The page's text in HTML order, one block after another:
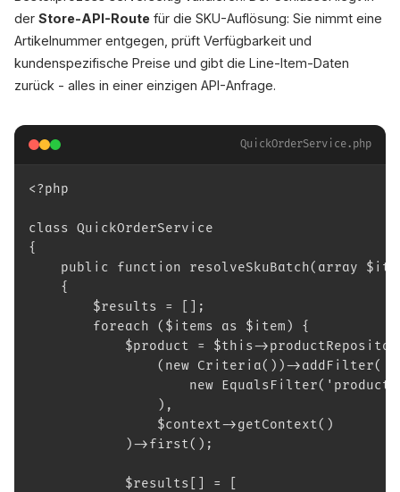
der Store-API-Route für die SKU-Auflösung: Sie nimmt eine
Artikelnummer entgegen, prüft Verfügbarkeit und
kundenspezifische Preise und gibt die Line-Item-Daten
zurück - alles in einer einzigen API-Anfrage.
QuickOrderService.php
<?php
class QuickOrderService
{
public function resolveSkuBatch(array
{
$results = [];
foreach ($items as $item) {
$product = $this->productRepository-
(new Criteria())->addFilter(
new
),
$context->getContext()
)->first();
$results[] = [